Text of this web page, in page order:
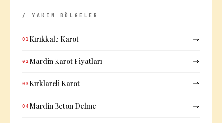
/ YAKIN BÖLGELER
01 Kırıkkale Karot
02 Mardin Karot Fiyatları
03 Kırklareli Karot
04 Mardin Beton Delme